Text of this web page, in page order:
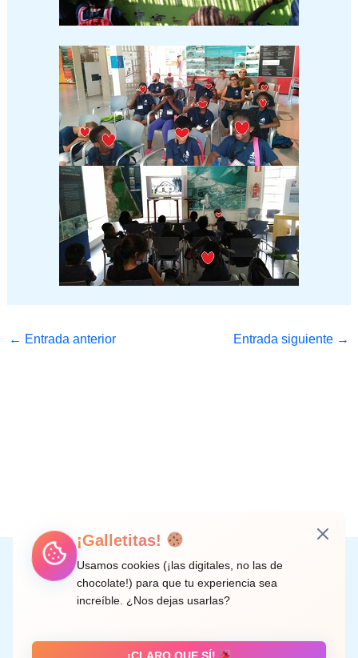
← Entrada anterior Entrada siguiente →
Instagram
Facebook
X LinkedIn
Correo electrónico
C/ Doctor Rodríguez de la Fuente, 8 València
¡Galletitas!
Usamos cookies (¡las digitales, no las de
chocolate!) para que tu experiencia sea
increíble. ¿Nos dejas usarlas?